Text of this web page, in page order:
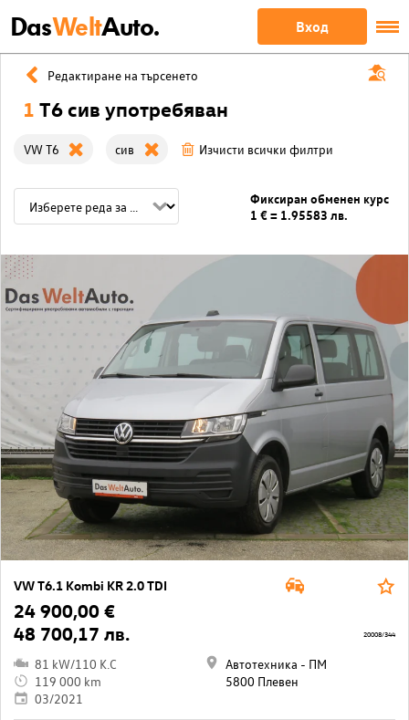
DasWeltAuto. Вход
Редактиране на търсенето
1 T6 сив употребяван
VW T6 сив Изчисти всички филтри
Фиксиран обменен курс
1 € = 1.95583 лв.
VW T6.1 Kombi KR 2.0 TDI
24 900,00 €
48 700,17 лв.
81 kW/110 K.C
119 000 km
03/2021
Автотехника - ПМ
5800 Плевен
20008/344